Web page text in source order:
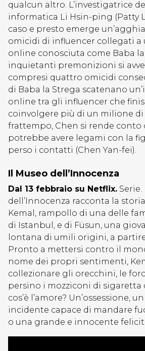
qualcun altro. L’investigatrice
informatica Li Hsin-ping (Patty
caso e presto emerge
omicidi di influencer collegati a
online conosciuta come Baba la
inquietanti premonizioni si
compresi quattro omicidi
di Baba la Strega scatenano
online tra gli influencer che
coinvolgere più di un milione di
frattempo, Chen si rende conto
potrebbe avere legami con la
perso i contatti (Chen Yan-fei).
Il Museo dell’Innocenza
Dal 13 febbraio su Netflix. Serie.
dell’Innocenza racconta la
Kemal, rampollo di una delle
di Istanbul, e di Füsun, una
lontana di umili origini, a
Pronto a mettersi contro il
nome dei propri sentimenti,
collezionare gli orecchini, le
persino i mozziconi di sigaretta
cos’è l’amore? Un’ossessione,
incidente capace di mandare
o una grande e innocente